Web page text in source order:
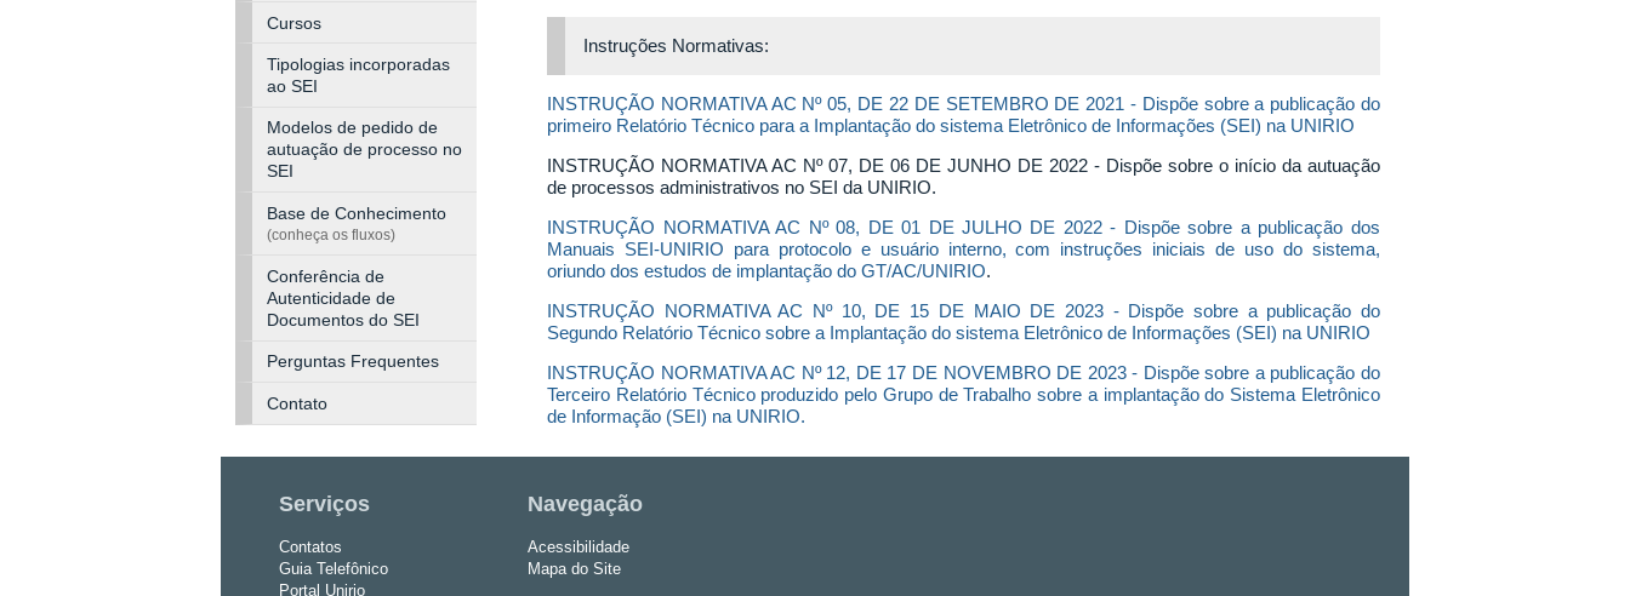
Instruções Normativas:
INSTRUÇÃO NORMATIVA AC Nº 05, DE 22 DE SETEMBRO DE 2021 - Dispõe sobre a publicação do
primeiro Relatório Técnico para a Implantação do sistema Eletrônico de Informações (SEI) na UNIRIO
INSTRUÇÃO NORMATIVA AC Nº 07, DE 06 DE JUNHO DE 2022 - Dispõe sobre o início da autuação
de processos administrativos no SEI da UNIRIO.
INSTRUÇÃO NORMATIVA AC Nº 08, DE 01 DE JULHO DE 2022 - Dispõe sobre a publicação dos
Manuais SEI-UNIRIO para protocolo e usuário interno, com instruções iniciais de uso do sistema,
oriundo dos estudos de implantação do GT/AC/UNIRIO.
INSTRUÇÃO NORMATIVA AC Nº 10, DE 15 DE MAIO DE 2023 - Dispõe sobre a publicação do
Segundo Relatório Técnico sobre a Implantação do sistema Eletrônico de Informações (SEI) na UNIRIO
INSTRUÇÃO NORMATIVA AC Nº 12, DE 17 DE NOVEMBRO DE 2023 - Dispõe sobre a publicação do
Terceiro Relatório Técnico produzido pelo Grupo de Trabalho sobre a implantação do Sistema Eletrônico
de Informação (SEI) na UNIRIO.
Cursos
Tipologias incorporadas
ao SEI
Modelos de pedido de
autuação de processo no
SEI
Base de Conhecimento
(conheça os fluxos)
Conferência de
Autenticidade de
Documentos do SEI
Perguntas Frequentes
Contato
Serviços
Contatos
Guia Telefônico
Portal Unirio
Navegação
Acessibilidade
Mapa do Site